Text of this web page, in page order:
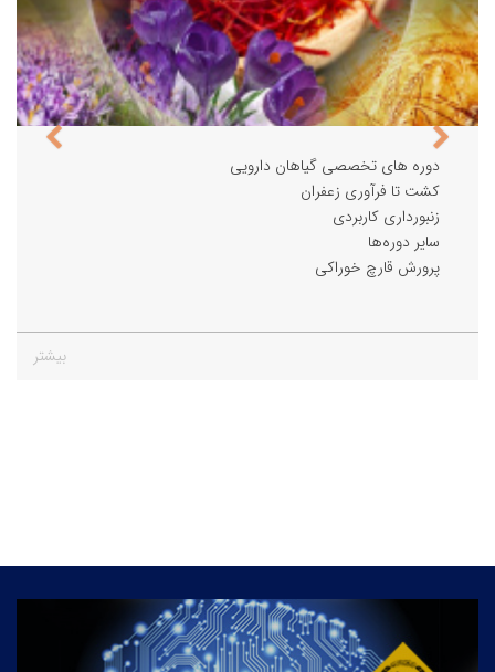
دوره های تخصصی گیاهان دارویی
کشت تا فرآوری زعفران
زنبورداری کاربردی
سایر دوره‌ها
پرورش قارچ خوراکی
بیشتر